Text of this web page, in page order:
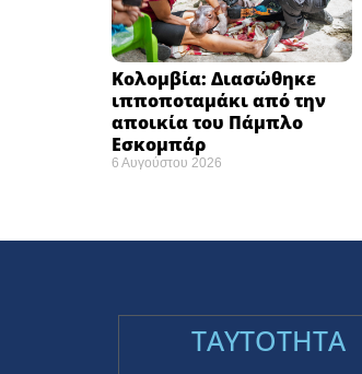
Κολομβία: Διασώθηκε
ιπποποταμάκι από την
αποικία του Πάμπλο
Εσκομπάρ ​
6 Αυγούστου 2026
TAYTOTHTA